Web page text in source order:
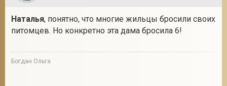
Наталья, понятно, что многие жильцы бросили своих
питомцев. Но конкретно эта дама бросила 6!
Богдан Ольга